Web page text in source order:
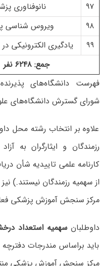
۹۷
نانوفناوری
۹۸
ویروس شناسی
۹۹
یادگیری الکترونیکی
جمع: ۶۲۴۸ نفر
فهرست دانشگاه‌های
شورای گسترش دانشگاه‌های
علاوه بر انتخاب رشته محل
رزمندگان و ایثارگران به
کارنامه علمی تاییدیه شأن
مرکز سنجش آموزش پزشکی
داوطلبانسهمیه استعداد
باید براساس مندرجات
مرکز سنجش آموزش پزشکی